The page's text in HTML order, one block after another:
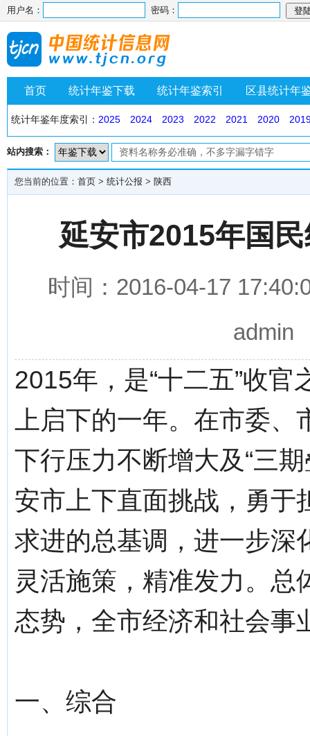
用户名： 密码：
首页 统计年鉴下载 统计年鉴索引 区县统计年
统计年鉴年度索引： 2025 2024 2023 2022 2021 2020
站内搜索：
您当前的位置： 首页 > 统计公报 > 陕西
延安市2015年国
时间：2016-04-17
admin
2015年，是“十二五”收
上启下的一年。在市委
下行压力不断增大及“三
安市上下直面挑战，勇于
求进的总基调，进一步深
灵活施策，精准发力。总
态势，全市经济和社会事
一、综合